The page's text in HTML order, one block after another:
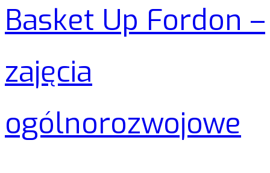
Basket Up Fordon –
zajęcia
ogólnorozwojowe